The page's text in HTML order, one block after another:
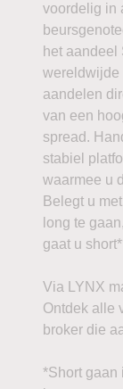
voordelig in
het aandeel
wereldwijde
aandelen
van een
spread.
stabiel
waarmee u
Belegt u
long te
gaat u
Via LYNX
Ontdek alle
broker die
*Short gaan